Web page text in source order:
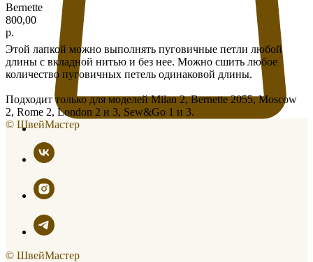
Bernette
800,00
р.
Этой лапкой можно выполнять пуговичные петли любой
длины с вкладной нитью и без нее. Можно сшить любое
количество пуговичных петель одинаковой длины.
Подходит только для моделей Milan 2, Bernette 2055, Moscow
2, Rome 2, London 2 и 3, Sew&Go 1 и 3.
© ШвейМастер
© ШвейМастер